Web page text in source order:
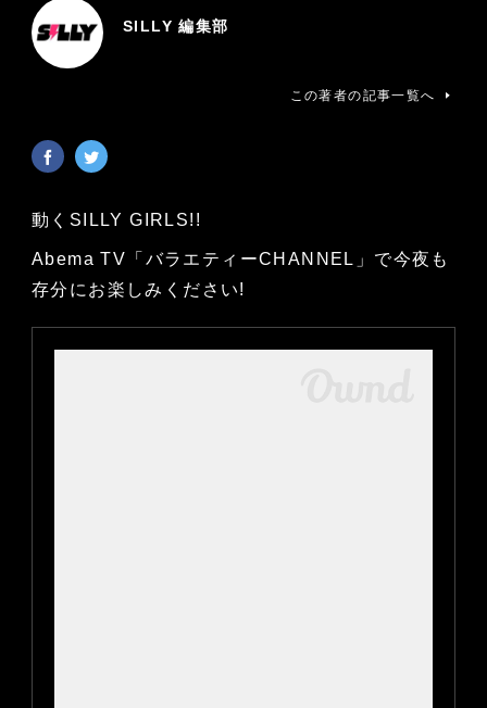
SILLY 編集部
この著者の記事一覧へ
動くSILLY GIRLS!!
Abema TV「バラエティーCHANNEL」で今夜も
存分にお楽しみください!